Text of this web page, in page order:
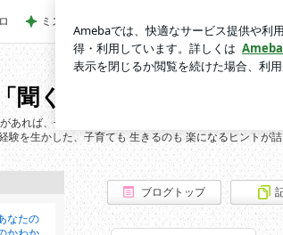
育ては「聞く」が９割でうまくいく～心
ミスドの茶色っぽいフルーツフローズン
聞く」が９割でうまくい
あれば、子育てのムダ叱りも イライラも ストレスも 減
験を生かした、子育ても 生きるのも 楽になるヒントが
ブログトップ
なたの